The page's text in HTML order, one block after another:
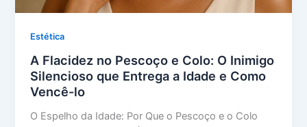
Estética
A Flacidez no Pescoço e Colo: O Inimigo
Silencioso que Entrega a Idade e Como
Vencê-lo
O Espelho da Idade: Por Que o Pescoço e o Colo